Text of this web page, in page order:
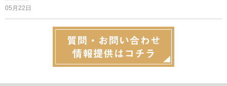
05月22日